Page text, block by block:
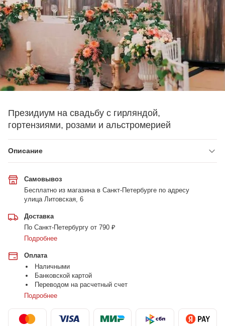
Президиум на свадьбу с гирляндой,
гортензиями, розами и альстромерией
Описание
Самовывоз
Бесплатно из магазина в Санкт-Петербурге по адресу
улица Литовская, 6
Доставка
По Санкт-Петербургу от 790 ₽
Подробнее
Оплата
Наличными
Банковской картой
Переводом на расчетный счет
Подробнее